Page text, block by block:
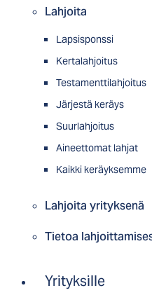
Lahjoita
Lapsisponssi
Kertalahjoitus
Testamenttilahjoitus
Järjestä keräys
Suurlahjoitus
Aineettomat lahjat
Kaikki keräyksemme
Lahjoita yrityksenä
Tietoa
Yrityksille